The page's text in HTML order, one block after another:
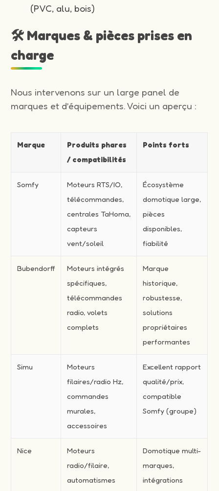
(PVC, alu, bois)
🛠️ Marques & pièces prises en
charge
Nous intervenons sur un large panel de
marques et d’équipements. Voici un aperçu :
Marque
Produits phares
/ compatibilités
Points forts
Somfy
Moteurs RTS/IO,
télécommandes,
centrales TaHoma,
capteurs
vent/soleil
Écosystème
domotique large,
pièces
disponibles,
fiabilité
Bubendorff
Moteurs intégrés
spécifiques,
télécommandes
radio, volets
complets
Marque
historique,
robustesse,
solutions
propriétaires
performantes
Simu
Moteurs
filaires/radio Hz,
commandes
murales,
accessoires
Excellent rapport
qualité/prix,
compatible
Somfy (groupe)
Nice
Moteurs
radio/filaire,
automatismes
Domotique multi-
marques,
intégrations